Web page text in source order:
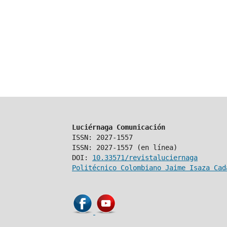
Luciérnaga Comunicación
ISSN: 2027-1557
ISSN: 2027-1557 (en línea)
DOI: 10.33571/revistaluciernaga
Politécnico Colombiano Jaime Isaza